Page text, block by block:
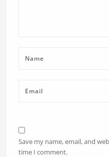
Save my name, email, and
time I comment.